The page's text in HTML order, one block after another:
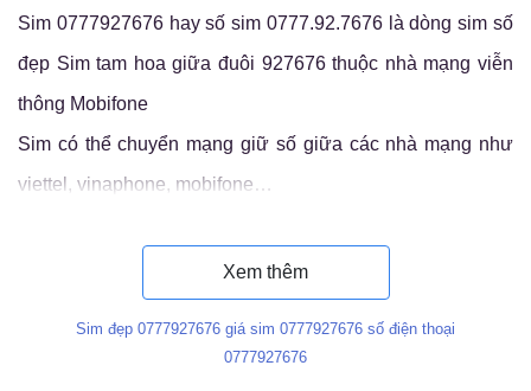
Sim 0777927676 hay số sim 0777.92.7676 là dòng sim số
đẹp Sim tam hoa giữa đuôi 927676 thuộc nhà mạng viễn
thông Mobifone
Sim có thể chuyển mạng giữ số giữa các nhà mạng như
viettel, vinaphone, mobifone…
Xem thêm
Sim đẹp 0777927676 giá sim 0777927676 số điện thoại
0777927676